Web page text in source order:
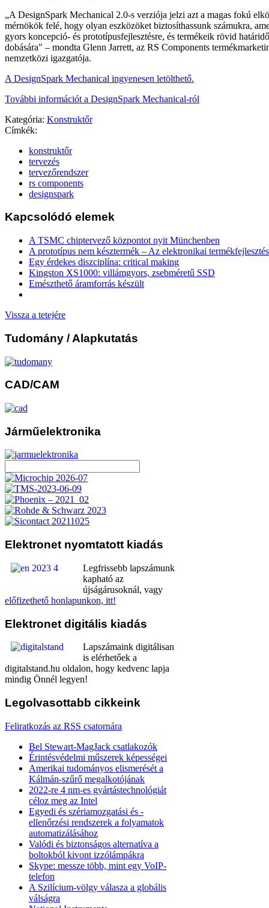
„A DesignSpark Mechanical 2.0-s verziója jelzi azt a magas fokú
mérnökök felé, hogy olyan eszközöket biztosíthassunk számukra,
gyors koncepció- és prototípusfejlesztésre, és termékeik rövid
dobására" – mondta Glenn Jarrett, az RS Components
nemzetközi igazgatója.
A DesignSpark Mechanical ingyenesen letölthető.
További információt a DesignSpark Mechanical-ról
Kategória: Konstruktőr
Címkék:
konstruktőr
tervezés
tervezőrendszer
rs components
designspark
Kapcsolódó elemek
A TSMC chiptervező központot nyit Münchenben
A prototípus nem késztermék – Az elektronikai
Egy érdekes diszciplína: critical making
Kingston XS1000: villámgyors, zsebméretű SSD
Emészthető áramforrás készült
Vissza a tetejére
Tudomány / Alapkutatás
CAD/CAM
Járműelektronika
Elektronet nyomtatott kiadás
Legfrissebb lapszámunk
kapható az
újságárusoknál, vagy
előfizethető honlapunkon, itt!
Elektronet digitális kiadás
Lapszámaink digitálisan
is elérhetőek a
digitalstand.hu oldalon, hogy kedvenc lapja
mindig Önnél legyen!
Legolvasottabb cikkeink
Feliratkozás az RSS csatornára
Bel Stewart-MagJack csatlakozók
Érintésvédelmi műszerek képességei
Amerikai tudományos elismerését a
Kálmán-szűrő megalkotójának
2022-re 4 nm-es gyártástechnológiát
céloz meg az Intel
Egyedi és szériamozgatási és -
ellenőrzési rendszerek a folyamatok
automatizálásához
Valódi és biztonságos alternatíva a
boltokból kivont izzólámpákra
Skype: messze több, mint egy VoIP-
telefon
A Szilícium-völgy válasza a globális
válságra